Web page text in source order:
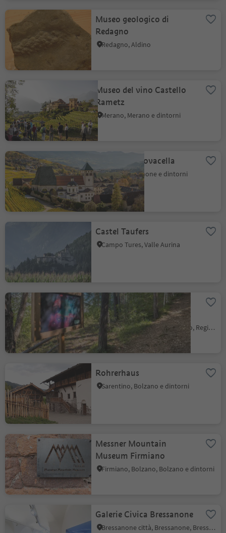
Museo geologico di
Redagno
Redagno, Aldino
Museo del vino Castello
Rametz
Merano, Merano e dintorni
Abbazia di Novacella
Varna, Bressanone e dintorni
Castel Taufers
Campo Tures, Valle Aurina
Mostra all'aperto al
Pstosser Bühl
Collepietra, Cornedo all'Isarco, Regione dolomitica Val d'Ega
Rohrerhaus
Sarentino, Bolzano e dintorni
Messner Mountain
Museum Firmiano
Firmiano, Bolzano, Bolzano e dintorni
Galerie Civica Bressanone
Bressanone città, Bressanone, Bressanone e dintorni